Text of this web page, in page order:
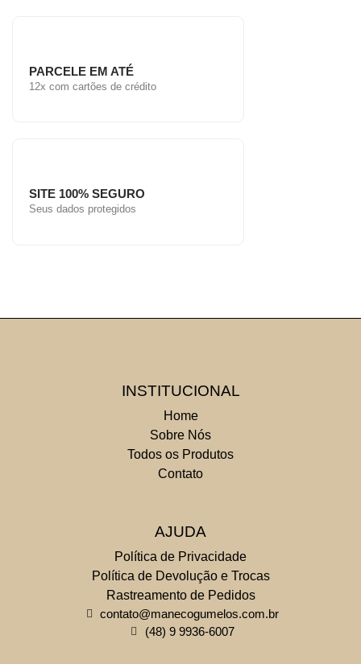
PARCELE EM ATÉ
12x com cartões de crédito
SITE 100% SEGURO
Seus dados protegidos
INSTITUCIONAL
Home
Sobre Nós
Todos os Produtos
Contato
AJUDA
Política de Privacidade
Política de Devolução e Trocas
Rastreamento de Pedidos
contato@manecogumelos.com.br
(48) 9 9936-6007